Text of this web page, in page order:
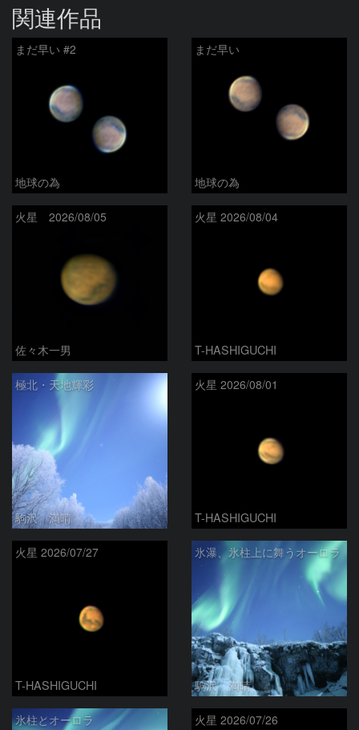
関連作品
まだ早い #2
地球の為
まだ早い
地球の為
火星 2026/08/05
佐々木一男
火星 2026/08/04
T-HASHIGUCHI
極北・天地輝彩
駒沢 満晴
火星 2026/08/01
T-HASHIGUCHI
火星 2026/07/27
T-HASHIGUCHI
氷瀑、氷柱上に舞うオーロラ
駒沢 満晴
氷柱とオーロラ 火星 2026/07/26